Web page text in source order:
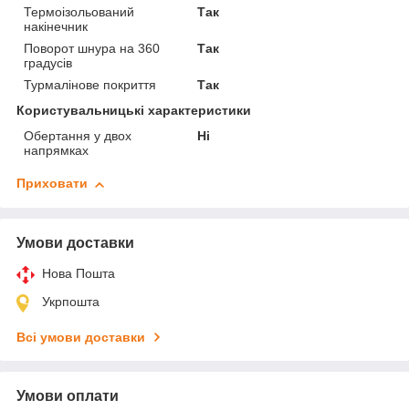
Термоізольований
накінечник
Так
Поворот шнура на 360
градусів
Так
Турмалінове покриття
Так
Користувальницькі характеристики
Обертання у двох
напрямках
Ні
Приховати
Умови доставки
Нова Пошта
Укрпошта
Всі умови доставки
Умови оплати